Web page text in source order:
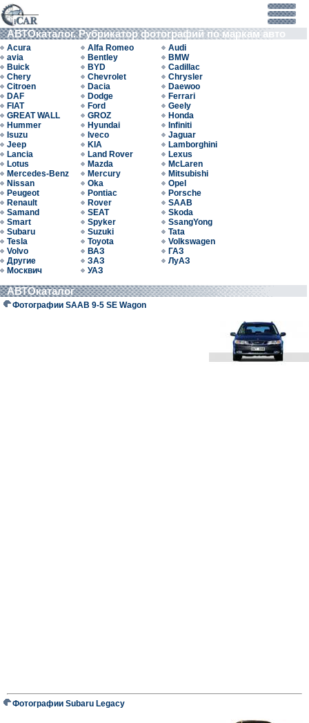
АВТОкаталог. Рубрикатор фотографий по маркам авто
Acura Alfa Romeo
Audi
avia
Bentley
BMW
Buick
BYD
Cadillac
Chery
Chevrolet
Chrysler
Citroen
Dacia
Daewoo
DAF
Dodge
Ferrari
FIAT
Ford
Geely
GREAT WALL
GROZ
Honda
Hummer
Hyundai
Infiniti
Isuzu
Iveco
Jaguar
Jeep
KIA
Lamborghini
Lancia
Land Rover
Lexus
Lotus
Mazda
McLaren
Mercedes-Benz
Mercury
Mitsubishi
Nissan
Oka
Opel
Peugeot
Pontiac
Porsche
Renault
Rover
SAAB
Samand
SEAT
Skoda
Smart
Spyker
SsangYong
Subaru
Suzuki
Tata
Tesla
Toyota
Volkswagen
Volvo
ВАЗ
ГАЗ
Другие
ЗАЗ
ЛуАЗ
Москвич
УАЗ
АВТОкаталог
Фотографии SAAB 9-5 SE Wagon
Фотографии Subaru Legacy